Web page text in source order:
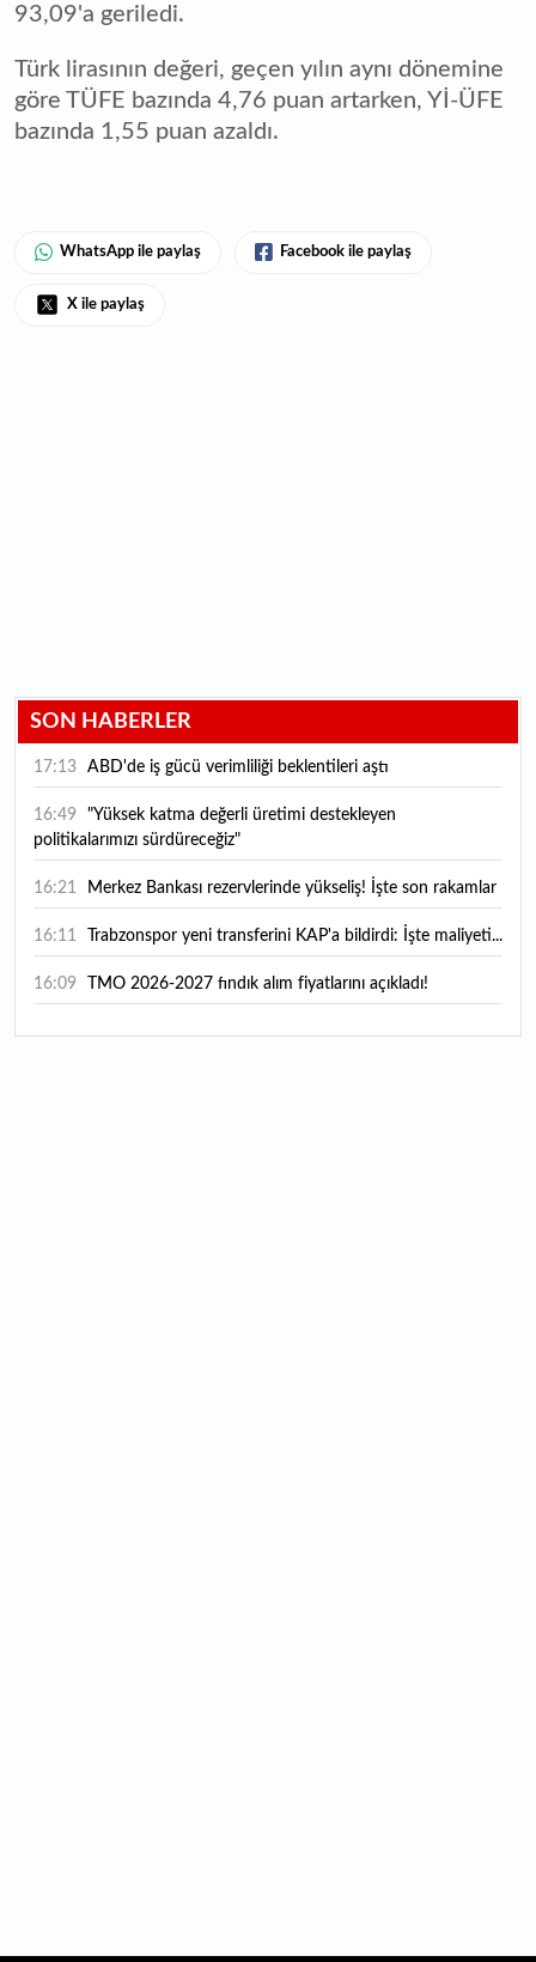
93,09'a geriledi.
Türk lirasının değeri, geçen yılın aynı dönemine
göre TÜFE bazında 4,76 puan artarken, Yİ-ÜFE
bazında 1,55 puan azaldı.
WhatsApp ile paylaş Facebook ile paylaş
X ile paylaş
SON HABERLER
17:13 ABD'de iş gücü verimliliği beklentileri aştı
16:49
politikalarımızı sürdüreceğiz"
16:21 Merkez Bankası rezervlerinde yükseliş! İşte son rakamlar
16:11 Trabzonspor yeni transferini KAP'a bildirdi: İşte maliyeti...
16:09 TMO 2026-2027 fındık alım fiyatlarını açıkladı!